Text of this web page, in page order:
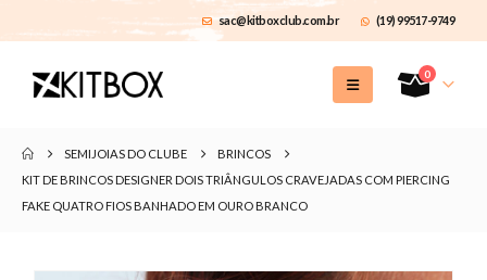
sac@kitboxclub.com.br (19) 99517-9749
0
SEMIJOIAS DO CLUBE
BRINCOS
KIT DE BRINCOS DESIGNER DOIS TRIÂNGULOS CRAVEJADAS COM PIERCING
FAKE QUATRO FIOS BANHADO EM OURO BRANCO